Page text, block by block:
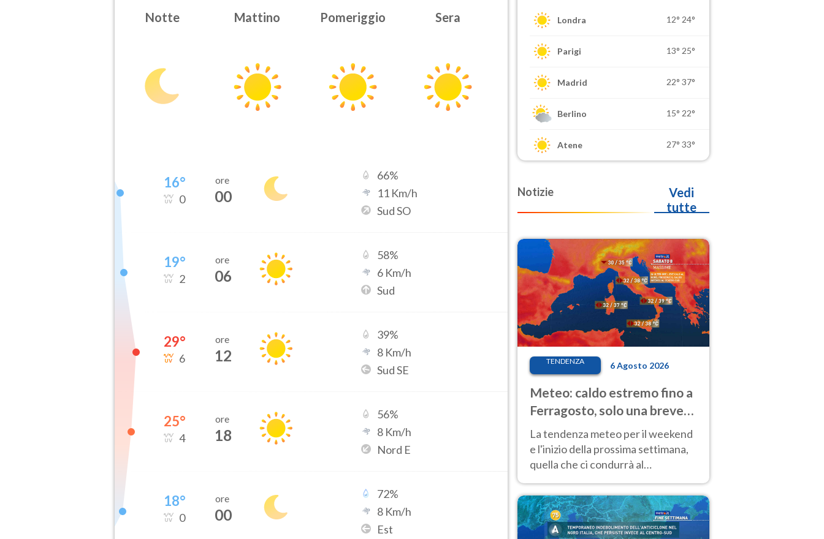
Notte Mattino Pomeriggio Sera
16°
0
ore
00
66%
11 Km/h
Sud SO
19°
2
ore
06
58%
6 Km/h
Sud
29°
6
ore
12
39%
8 Km/h
Sud SE
25°
4
ore
18
56%
8 Km/h
Nord E
18°
0
ore
00
72%
8 Km/h
Est
Londra 12° 24°
Parigi 13° 25°
Madrid 22° 37°
Berlino 15° 22°
Atene 27° 33°
Notizie
Vedi
tutte
TENDENZA 6 Agosto 2026
Meteo: caldo estremo fino a
Ferragosto, solo una breve
pausa. Ecco dove
La tendenza meteo per il weekend
e l'inizio della prossima settimana,
quella che ci condurrà al
temperature molto elevate